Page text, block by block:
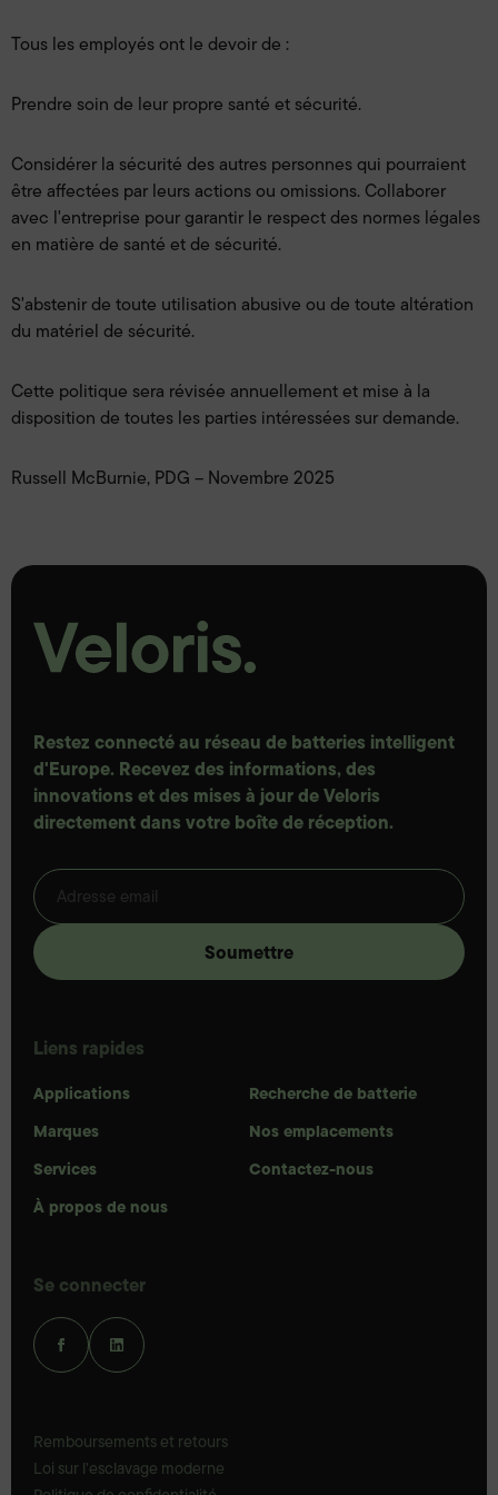
Tous les employés ont le devoir de :
Prendre soin de leur propre santé et sécurité.
Considérer la sécurité des autres personnes qui pourraient
être affectées par leurs actions ou omissions. Collaborer
avec l'entreprise pour garantir le respect des normes légales
en matière de santé et de sécurité.
S'abstenir de toute utilisation abusive ou de toute altération
du matériel de sécurité.
Cette politique sera révisée annuellement et mise à la
disposition de toutes les parties intéressées sur demande.
Russell McBurnie, PDG – Novembre 2025
Restez connecté au réseau de batteries intelligent
d'Europe. Recevez des informations, des
innovations et des mises à jour de Veloris
directement dans votre boîte de réception.
Liens rapides
Applications
Marques
Services
À propos de nous
Recherche de batterie
Nos emplacements
Contactez-nous
Se connecter
Remboursements et retours
Loi sur l’esclavage moderne